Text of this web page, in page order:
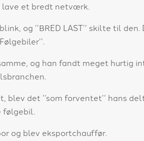
lave et bredt netværk.
og ’’BRED LAST’’ skilte til
og han fandt meget hurtig
det ’’som forventet’’ hans
følgebil.
og blev eksportchauffør.